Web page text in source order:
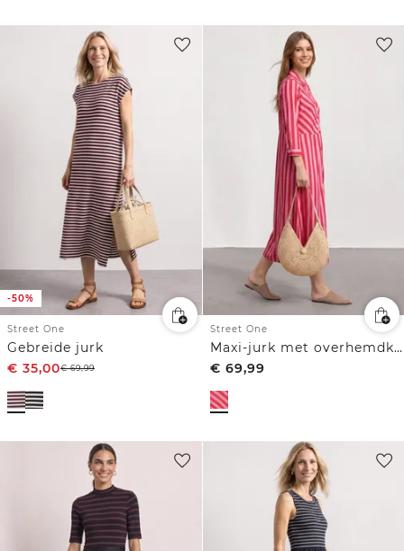
-50%
Street One
Gebreide jurk
€ 35,00€69,99
Street One
Maxi-jurk met overhemdkraag en print
€ 69,99